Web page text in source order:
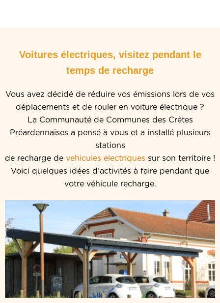
Voitures électriques, visitez pendant le
temps de recharge
Vous avez décidé de réduire vos émissions lors de vos
déplacements et de rouler en voiture électrique ?
La Communauté de Communes des Crêtes
Préardennaises a pensé à vous et a installé plusieurs
stations
de recharge de vehicules electriques sur son territoire !
Voici quelques idées d’activités à faire pendant que
votre véhicule recharge.